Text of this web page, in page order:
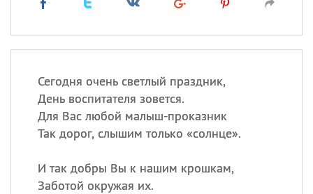
Сегодня очень светлый праздник,
День воспитателя зовется.
Для Вас любой малыш-проказник
Так дорог, слышим только «солнце».
И так добры Вы к нашим крошкам,
Заботой окружая их.